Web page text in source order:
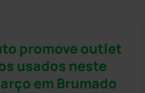
promove outlet
usados neste
em Brumado